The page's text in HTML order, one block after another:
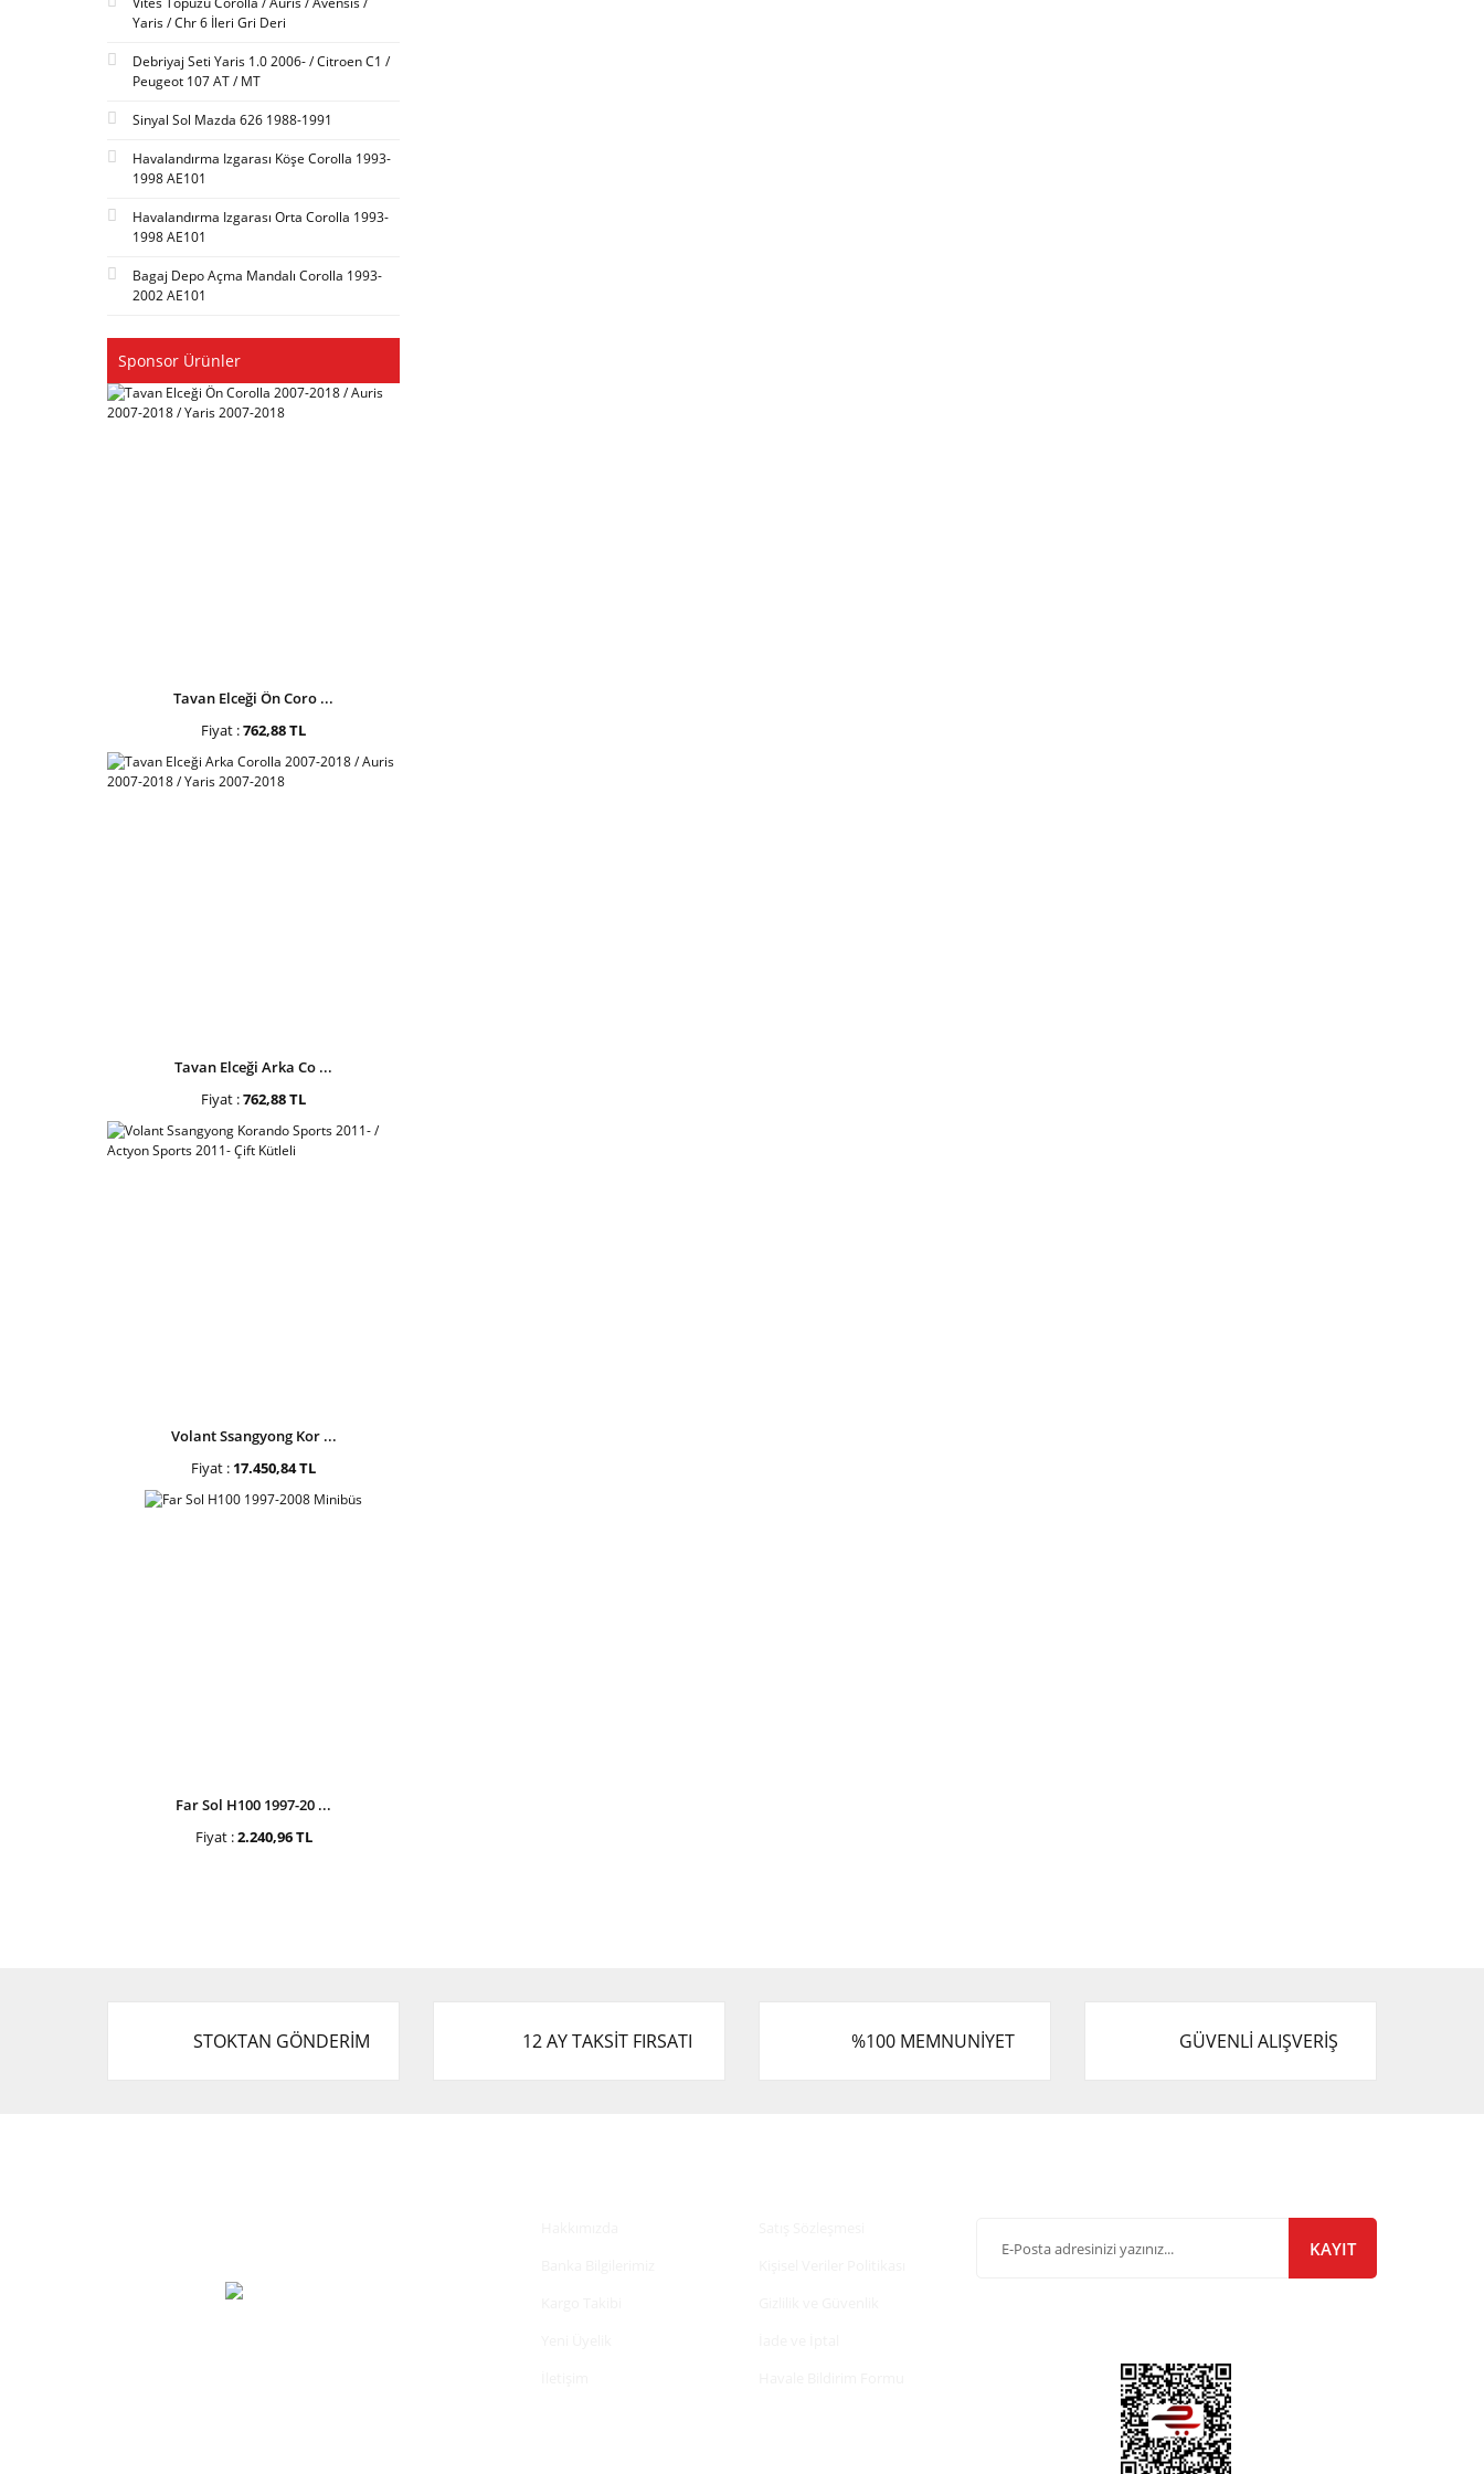
Yaris / Chr 6 İleri Gri Deri
Debriyaj Seti Yaris 1.0 2006- / Citroen C1 /
Peugeot 107 AT / MT
Sinyal Sol Mazda 626 1988-1991
Havalandırma Izgarası Köşe Corolla 1993-
1998 AE101
Havalandırma Izgarası Orta Corolla 1993-
1998 AE101
Bagaj Depo Açma Mandalı Corolla 1993-
2002 AE101
Sponsor Ürünler
Tavan Elceği Ön Coro ...
Fiyat :762,88 TL
Tavan Elceği Arka Co ...
Fiyat :762,88 TL
Volant Ssangyong Kor ...
Fiyat : 17.450,84 TL
Far Sol H100 1997-20 ...
Fiyat :2.240,96 TL
STOKTAN GÖNDERİM 12 AY TAKSİT FIRSATI %100 MEMNUNİYET GÜVENLİ ALIŞVERİŞ
KAYIT